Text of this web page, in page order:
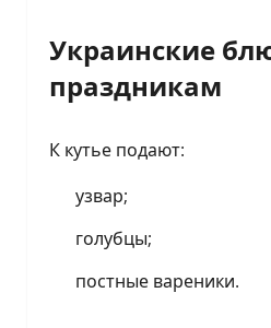
Украинские
праздникам
К кутье подают:
узвар;
голубцы;
постные вареники.